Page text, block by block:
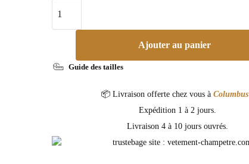
Ajouter au panier
Guide des tailles
📦 Livraison offerte chez vous à Columbus
Expédition 1 à 2 jours.
Livraison 4 à 10 jours ouvrés.